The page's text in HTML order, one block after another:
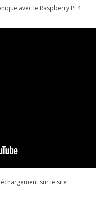
avec le Raspberry Pi 4 :
sur le site